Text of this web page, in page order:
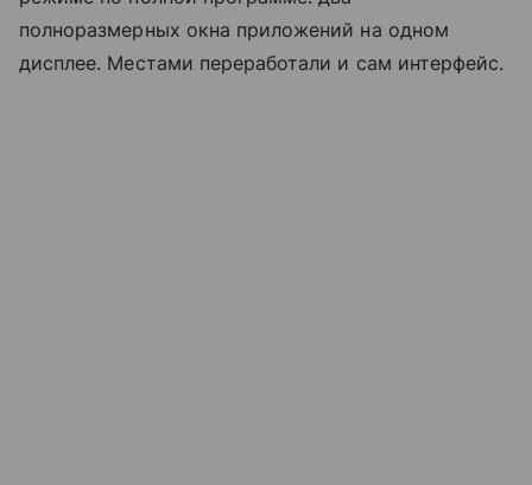
полноразмерных окна приложений на одном
дисплее. Местами переработали и сам интерфейс.